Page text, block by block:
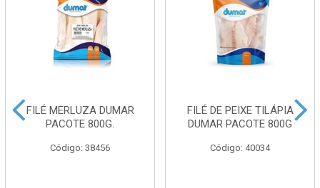
FILÉ MERLUZA DUMAR
PACOTE 800G.
Código: 38456
FILÉ DE PEIXE TILÁPIA
DUMAR PACOTE 800G
Código: 40034